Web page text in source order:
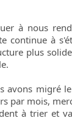
à nous
continue à
plus
avons migré
par mois,
à trier et